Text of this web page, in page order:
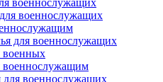
военнослужащих
военнослужащих
для военнослужащих
военных
военнослужащим
для военнослужащих